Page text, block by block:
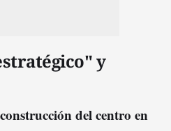
y
del centro en